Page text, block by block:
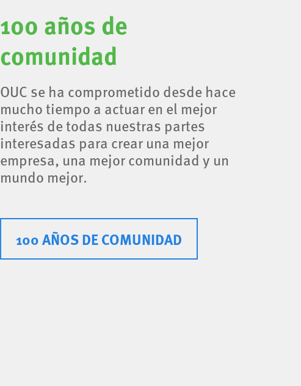
100 años de
comunidad
OUC se ha comprometido desde hace
mucho tiempo a actuar en el mejor
interés de todas nuestras partes
interesadas para crear una mejor
empresa, una mejor comunidad y un
mundo mejor.
100 AÑOS DE COMUNIDAD